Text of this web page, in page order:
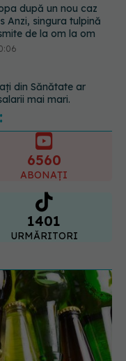
din Sănătate ar
mai mari.
schimbarea legii
4 lucruri
simptome,
explicate de
6560
ABONAȚI
1401
URMĂRITORI